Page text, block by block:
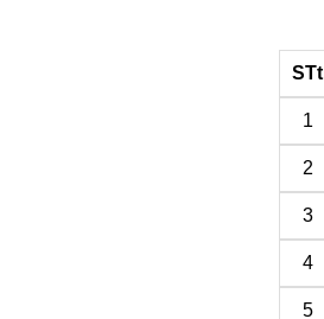
STt
1
2
3
4
5